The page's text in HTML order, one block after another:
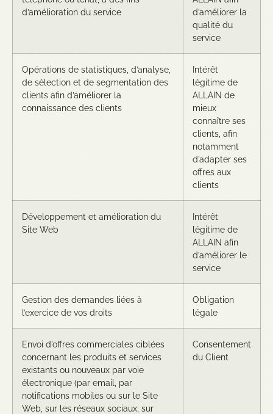
d’amélioration du service
d’améliorer la
qualité du
service
Opérations de statistiques, d’analyse,
de sélection et de segmentation des
clients afin d’améliorer la
connaissance des clients
Intérêt
légitime de
ALLAIN de
mieux
connaître ses
clients, afin
notamment
d’adapter ses
offres aux
clients
Développement et amélioration du
Site Web
Intérêt
légitime de
ALLAIN afin
d’améliorer le
service
Gestion des demandes liées à
l’exercice de vos droits
Obligation
légale
Envoi d’offres commerciales ciblées
concernant les produits et services
existants ou nouveaux par voie
électronique (par email, par
notifications mobiles ou sur le Site
Web, sur les réseaux sociaux, sur
Consentement
du Client